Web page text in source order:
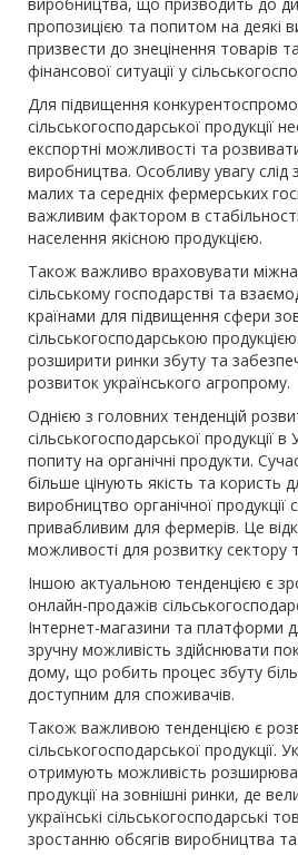
пропозицією та попитом на деякі
призвести до знецінення товарів
фінансової ситуації у
Для підвищення
сільськогосподарської продукції
експортні можливості та
виробництва. Особливу увагу слід
малих та середніх фермерських
важливим фактором в стабільності
населення якісною продукцією.
Також важливо враховувати
сільському господарстві та
країнами для підвищення сфери
сільськогосподарською
розширити ринки збуту та
розвиток українського агропрому.
Однією з головних тенденцій
сільськогосподарської продукції в
попиту на органічні продукти.
більше цінують якість та користь
виробництво органічної продукції
привабливим для фермерів. Це
можливості для розвитку сектору
Іншою актуальною тенденцією є
онлайн-продажів
Інтернет-магазини та платформи
зручну можливість здійснювати
дому, що робить процес збуту
доступним для споживачів.
Також важливою тенденцією є
сільськогосподарської продукції.
отримують можливість
продукції на зовнішні ринки, де
українські сільськогосподарські
зростанню обсягів виробництва